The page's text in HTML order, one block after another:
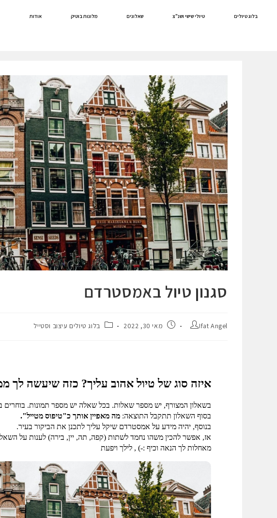
בלוג טיולים טיולי שישי ושנ"צ שאלונים מלונות בוטיק אודות
סגנון טיול באמסטרדם
Ifat Angel מאי 30, 2022 בלוג טיולים עיצוב וסטייל